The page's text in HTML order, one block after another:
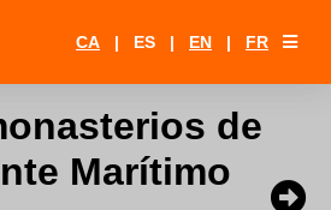
CA | ES | EN | FR
de
Marítimo